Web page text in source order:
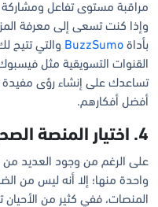
مراقبة مستوى تفاعل ومشاركة
وإذا كنت تسعى إلى معرفة
بأداة BuzzSumo والتي تتيح
القنوات التسويقية مثل
تساعدك على إنشاء رؤى مفيدة
أفضل أفكارهم.
4. اختيار المنصة الصحيحة التي تستهدفها
على الرغم من وجود العديد من
واحدة منها؛ إلا أنه ليس من
المنصات، ففي كثير من